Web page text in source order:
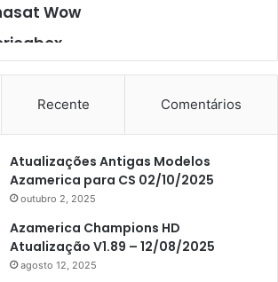
Wow
S101
S105
S105 Plus
S205
S205 Plus
S305 Plus
Recente Comentários
Atualizações Antigas Modelos
Azamerica para CS 02/10/2025
outubro 2, 2025
Azamerica Champions HD
Atualização V1.89 – 12/08/2025
agosto 12, 2025